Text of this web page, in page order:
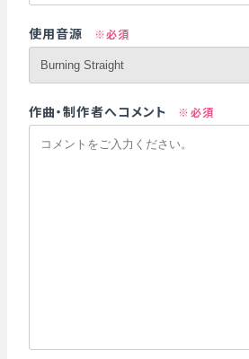
使用音源 ※必須
作曲・制作者へコメント ※必須